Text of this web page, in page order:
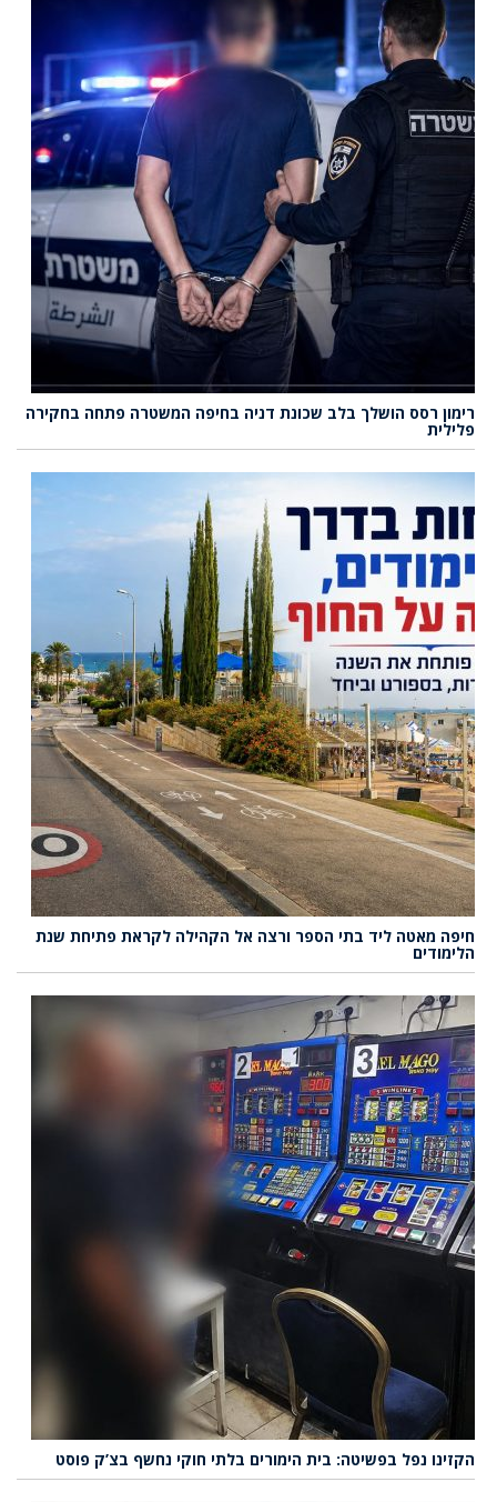
רימון רסס הושלך בלב שכונת דניה בחיפה המשטרה פתחה בחקירה
פלילית
חיפה מאטה ליד בתי הספר ורצה אל הקהילה לקראת פתיחת שנת
הלימודים
הקזינו נפל בפשיטה: בית הימורים בלתי חוקי נחשף בצ’ק פוסט